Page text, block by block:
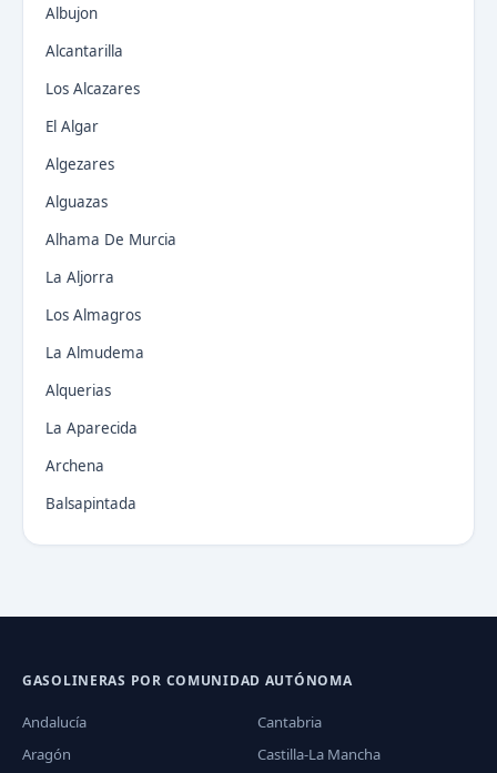
Albujon
Alcantarilla
Los Alcazares
El Algar
Algezares
Alguazas
Alhama De Murcia
La Aljorra
Los Almagros
La Almudema
Alquerias
La Aparecida
Archena
Balsapintada
GASOLINERAS POR COMUNIDAD AUTÓNOMA
Andalucía
Aragón
Cantabria
Castilla-La Mancha